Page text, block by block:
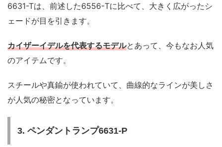
6631-Tは、前述した6556-Tに比べて、大きく広がったシ
ェードが目を引きます。
カイザーイデルを代表するモデルとあって、今もなお人気
のアイテムです。
スチールや真鍮が使われていて、曲線的なラインが美しさ
が人気の秘密となっています。
3. ペンダントランプ6631-P